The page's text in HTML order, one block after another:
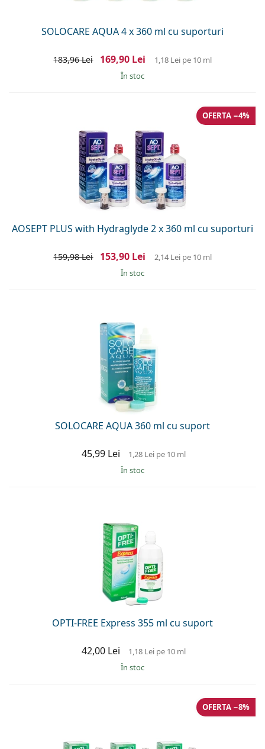
SOLOCARE AQUA 4 x 360 ml cu suporturi
183,96 Lei 169,90 Lei 1,18 Leipe 10 ml
În stoc
AOSEPT PLUS with Hydraglyde 2 x 360 ml cu suporturi
OFERTA −4%
159,98 Lei 153,90 Lei 2,14 Leipe 10 ml
În stoc
SOLOCARE AQUA 360 ml cu suport
45,99 Lei 1,28 Lei pe 10 ml
În stoc
OPTI-FREE Express 355 ml cu suport
42,00 Lei 1,18 Lei pe 10 ml
În stoc
OFERTA −8%